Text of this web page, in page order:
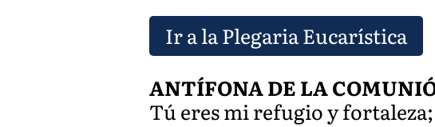
Ir a la Plegaria Eucarística
ANTÍFONA DE LA
Tú eres mi refugio y